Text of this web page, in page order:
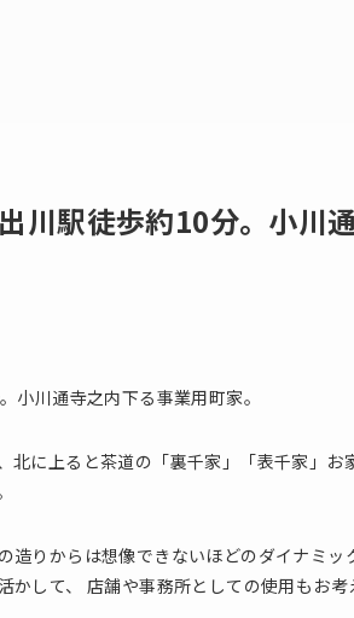
川駅徒歩約10分。小川
小川通寺之内下る事業用町家。
北に上ると茶道の「裏千家」「表千家」
造りからは想像できないほどのダイナミ
かして、 店舗や事務所としての使用もお考